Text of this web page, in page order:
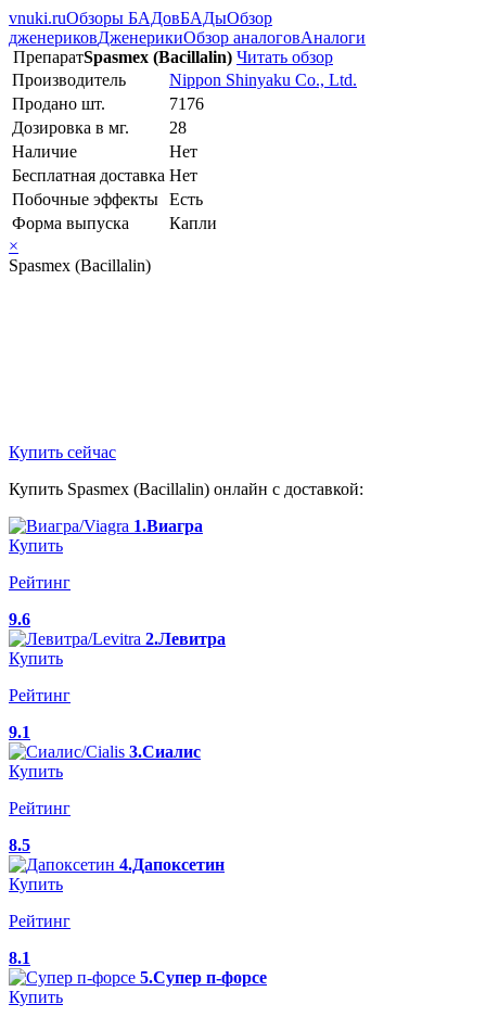
vnuki.ruОбзоры БАДовБАДыОбзор
дженериковДженерикиОбзор аналоговАналоги
ПрепаратSpasmex (Bacillalin) Читать обзор
Производитель
Nippon Shinyaku Co., Ltd.
Продано шт.
7176
Дозировка в мг.
28
Наличие
Нет
Бесплатная доставка Нет
Побочные эффекты Есть
Форма выпуска
Капли
×
Spasmex (Bacillalin)
Купить сейчас
Купить Spasmex (Bacillalin) онлайн с доставкой:
1.Виагра
Купить
Рейтинг
9.6
2.Левитра
Купить
Рейтинг
9.1
3.Сиалис
Купить
Рейтинг
8.5
4.Дапоксетин
Купить
Рейтинг
8.1
5.Супер п-форсе
Купить